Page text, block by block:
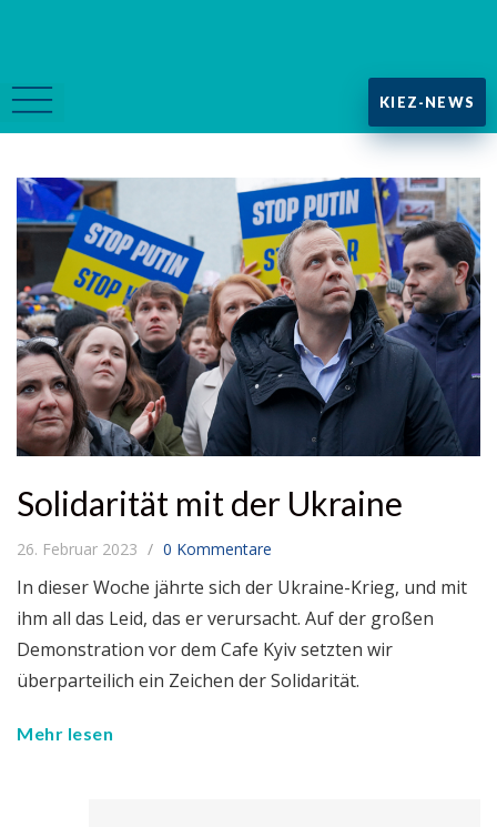
KIEZ-NEWS
Solidarität mit der Ukraine
26. Februar 2023 0 Kommentare
In dieser Woche jährte sich der Ukraine-Krieg, und mit
ihm all das Leid, das er verursacht. Auf der großen
Demonstration vor dem Cafe Kyiv setzten wir
überparteilich ein Zeichen der Solidarität.
Mehr lesen